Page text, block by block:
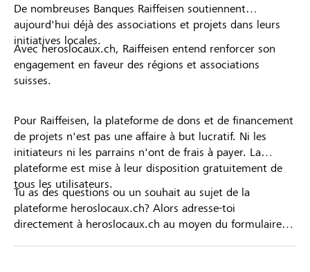
De nombreuses Banques Raiffeisen soutiennent
aujourd'hui déjà des associations et projets dans leurs
initiatives locales.
Avec heroslocaux.ch, Raiffeisen entend renforcer son
engagement en faveur des régions et associations
suisses.
Pour Raiffeisen, la plateforme de dons et de financement
de projets n'est pas une affaire à but lucratif. Ni les
initiateurs ni les parrains n'ont de frais à payer. La
plateforme est mise à leur disposition gratuitement de
tous les utilisateurs.
Tu as des questions ou un souhait au sujet de la
plateforme heroslocaux.ch? Alors adresse-toi
directement à heroslocaux.ch au moyen du formulaire